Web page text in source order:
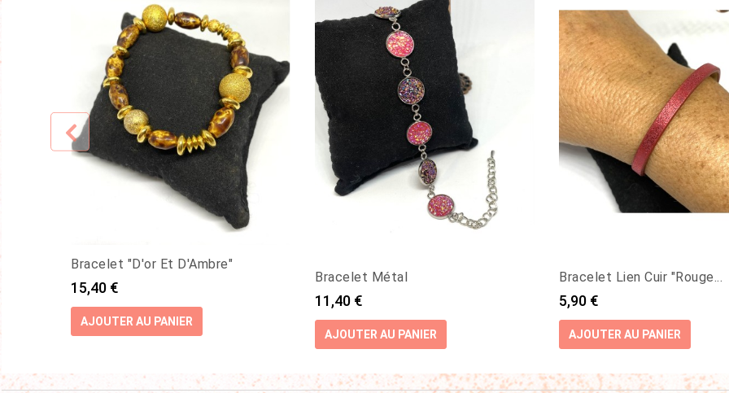
Bracelet "D'or Et D'Ambre"
Prix
15,40 €
AJOUTER AU PANIER
Bracelet Métal
Prix
11,40 €
AJOUTER AU PANIER
Bracelet Lien Cuir "Rouge...
Prix
5,90 €
AJOUTER AU PANIER